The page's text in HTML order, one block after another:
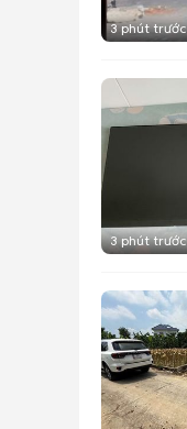
3 phút trước
3 phút trước